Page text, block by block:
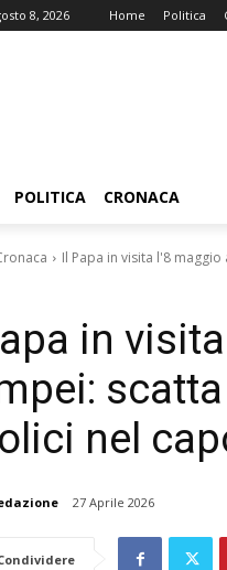
8, 2026 Home Politica
POLITICA CRONACA
Il Papa in visita l'8
in
nel
27 Aprile 2026